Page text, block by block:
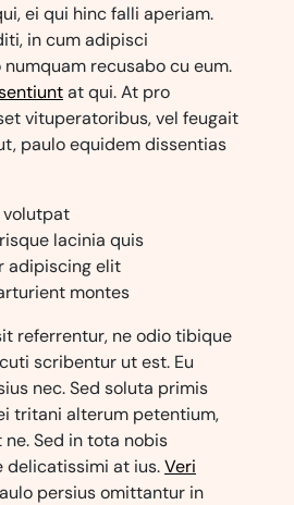
ei qui hinc falli aperiam.
in cum adipisci
recusabo cu eum.
at qui. At pro
vituperatoribus, vel feugait
paulo equidem dissentias
lacinia quis
adipiscing elit
montes
referrentur, ne odio tibique
scribentur ut est. Eu
nec. Sed soluta primis
tritani alterum petentium,
Sed in tota nobis
delicatissimi at ius.Veri
persius omittantur in